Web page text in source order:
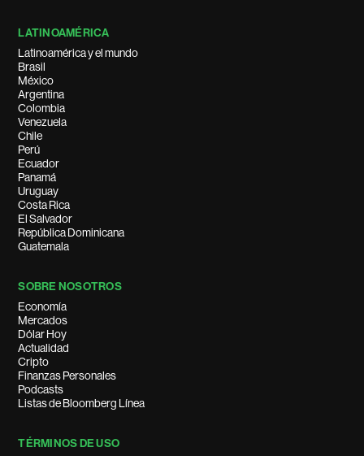
LATINOAMÉRICA
Latinoamérica y el mundo
Brasil
México
Argentina
Colombia
Venezuela
Chile
Perú
Ecuador
Panamá
Uruguay
Costa Rica
El Salvador
República Dominicana
Guatemala
SOBRE NOSOTROS
Economía
Mercados
Dólar Hoy
Actualidad
Cripto
Finanzas Personales
Podcasts
Listas de Bloomberg Línea
TÉRMINOS DE USO